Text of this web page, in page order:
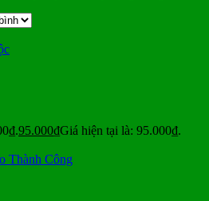
95.000₫Giá hiện tại là: 95.000₫.